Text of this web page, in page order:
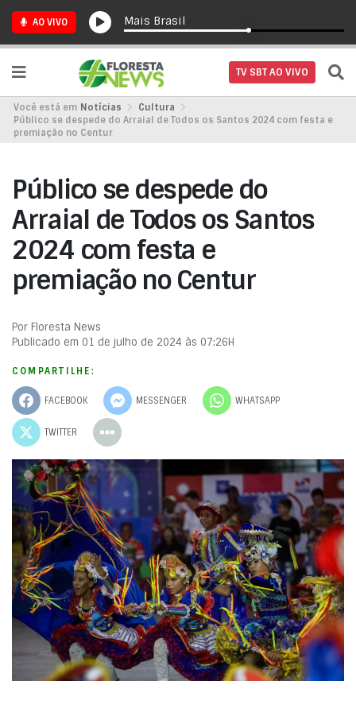
AO VIVO Mais Brasil
TV SBT AO VIVO
Você está em Notícias
Cultura
Público se despede do Arraial de Todos os Santos 2024 com festa e
premiação no Centur
Público se despede do
Arraial de Todos os Santos
2024 com festa e
premiação no Centur
Por Floresta News
Publicado em 01 de julho de 2024 às 07:26H
COMPARTILHE:
FACEBOOK MESSENGER WHATSAPP
TWITTER